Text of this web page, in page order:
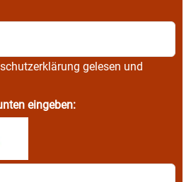
gelesen und
eingeben: